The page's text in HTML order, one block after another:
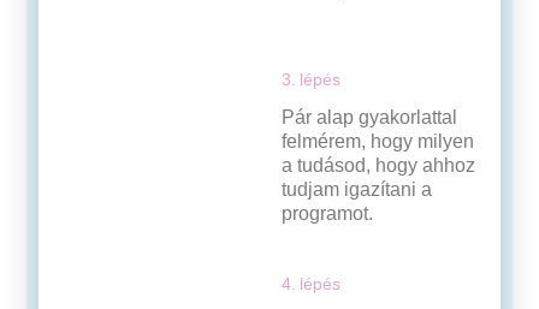
3. lépés
Pár alap gyakorlattal
felmérem, hogy milyen
a tudásod, hogy ahhoz
tudjam igazítani a
programot.
4. lépés